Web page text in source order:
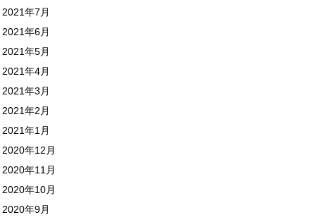
2021年7月
2021年6月
2021年5月
2021年4月
2021年3月
2021年2月
2021年1月
2020年12月
2020年11月
2020年10月
2020年9月